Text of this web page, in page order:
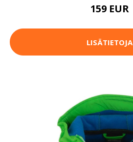
159 EUR
LISÄTIETOJA